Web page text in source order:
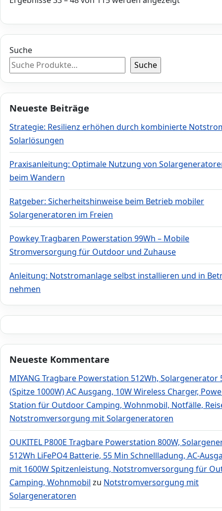
Suche
Suche
Neueste Beiträge
Strategie: Resilienz erhöhen durch kombinierte
Solarlösungen
Praxisanleitung: Optimale Nutzung von
beim Wandern
Ratgeber: Sicherheitshinweise beim Betrieb mobiler
Solargeneratoren im Freien
Powkey Tragbaren Powerstation 99Wh – Mobile
Stromversorgung für Outdoor und Zuhause
Anleitung: Notstromanlage selbst installieren und in
nehmen
Neueste Kommentare
MIYANG Tragbare Powerstation 512Wh, Solargenerator
(Spitze 1000W) AC Ausgang, 10W Wireless Charger,
Station für Outdoor Camping, Wohnmobil, Notfälle,
Notstromversorgung mit Solargeneratoren
OUKITEL P800E Tragbare Powerstation 800W,
512Wh LiFePO4 Batterie, 55 Min Schnellladung, AC-
mit 1600W Spitzenleistung, Notstromversorgung für
Camping, Wohnmobil zu Notstromversorgung mit
Solargeneratoren